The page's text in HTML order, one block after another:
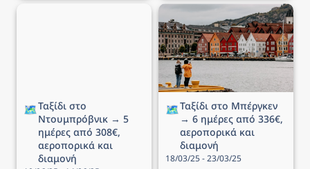
🗺️Ταξίδι στο
Ντουμπρόβνικ → 5
ημέρες από 308€,
αεροπορικά και
διαμονή
Ταξίδι στo Μπέργκεν → 6
ημέρες από 336€,
αεροπορικά και διαμονή
🗺️Ταξίδι στo Μπέργκεν
→ 6 ημέρες από 336€,
αεροπορικά και
διαμονή
18/03/25 - 23/03/25